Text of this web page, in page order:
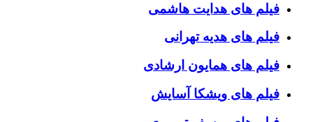
فیلم های هدایت هاشمی
فیلم های هدیه تهرانی
فیلم های همایون ارشادی
فیلم های ویشکا آسایش